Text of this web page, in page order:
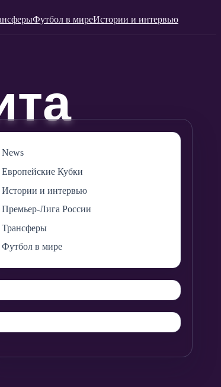
Футбол в миреИстории и интервью
News
Европейские Кубки
Истории и интервью
Премьер-Лига России
Трансферы
Футбол в мире